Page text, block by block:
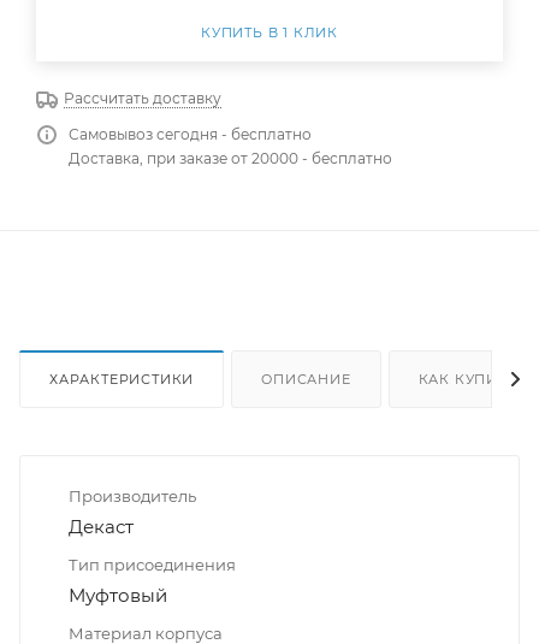
КУПИТЬ В 1 КЛИК
Рассчитать доставку
Самовывоз сегодня - бесплатно
Доставка, при заказе от 20000 - бесплатно
ХАРАКТЕРИСТИКИ ОПИСАНИЕ КАК КУПИТЬ
Производитель
Декаст
Тип присоединения
Муфтовый
Материал корпуса